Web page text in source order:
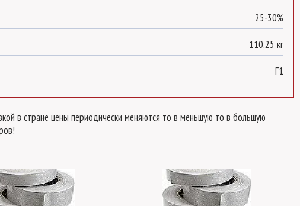
25-30%
110,25 кг
Г1
в стране цены периодически меняются то в меньшую то в большую